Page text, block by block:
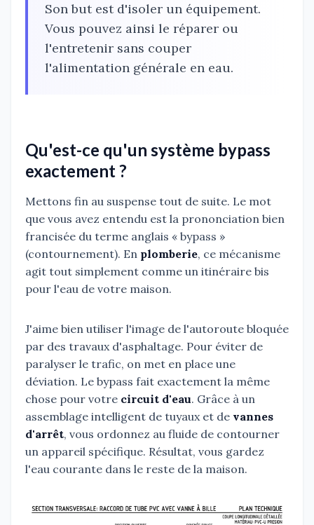
Son but est d'isoler un équipement.
Vous pouvez ainsi le réparer ou
l'entretenir sans couper
l'alimentation générale en eau.
Qu'est-ce qu'un système bypass
exactement ?
Mettons fin au suspense tout de suite. Le mot
que vous avez entendu est la prononciation bien
francisée du terme anglais « bypass »
(contournement). En plomberie, ce mécanisme
agit tout simplement comme un itinéraire bis
pour l'eau de votre maison.
J'aime bien utiliser l'image de l'autoroute bloquée
par des travaux d'asphaltage. Pour éviter de
paralyser le trafic, on met en place une
déviation. Le bypass fait exactement la même
chose pour votre circuit d'eau. Grâce à un
assemblage intelligent de tuyaux et de vannes
d'arrêt, vous ordonnez au fluide de contourner
un appareil spécifique. Résultat, vous gardez
l'eau courante dans le reste de la maison.